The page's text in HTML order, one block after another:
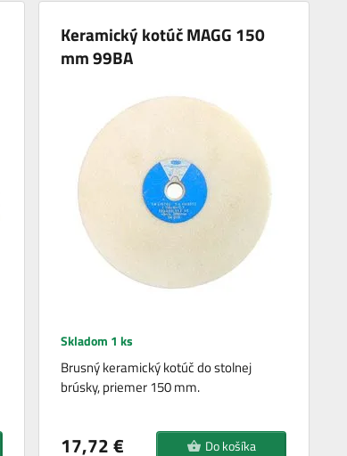
Keramický kotúč MAGG 150
mm 99BA
Skladom 1 ks
Brusný keramický kotúč do stolnej
brúsky, priemer 150 mm.
17,72 € Do košíka